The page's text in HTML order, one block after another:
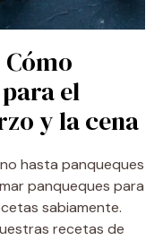
el
y la cena
hasta panqueques
panqueques para
sabiamente.
recetas de